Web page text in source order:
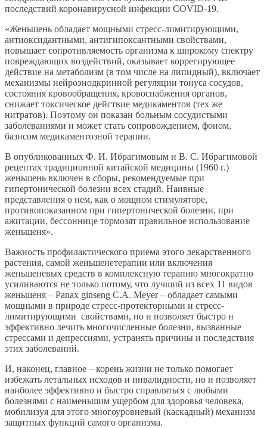
последствий коронавирусной инфекции COVID-19.
«Женьшень обладает мощными стресс-лимитирующими,
антиоксидантными, антигипоксантными свойствами,
повышает сопротивляемость организма к широкому спектру
повреждающих воздействий, оказывает коррегирующее
действие на метаболизм (в том числе на липидный), включает
механизмы нейроэнодкринной регуляции тонуса сосудов,
состояния кровообращения, кровоснабжения органов,
снижает токсическое действие медикаментов (тех же
нитратов). Поэтому он показан больным сосудистыми
заболеваниями и может стать сопровождением, фоном,
базисом медикаментозной терапии.
В опубликованных Ф. И. Ибрагимовым и В. С. Ибрагимовой
рецептах традиционной китайской медицины (1960 г.)
женьшень включен в сборы, рекомендуемые при
гипертонической болезни всех стадий. Наивные
представления о нем, как о мощном стимуляторе,
противопоказанном при гипертонической болезни, при
ажитации, бессоннице тормозят правильное использование
женьшеня».
Важность профилактического приема этого лекарственного
растения, самой женьшенетерапии или включения
женьшеневых средств в комплексную терапию многократно
усиливаются не только потому, что лучший из всех 11 видов
женьшеня – Panax ginseng C.A. Meyer – обладает самыми
мощными в природе стресс-протекторными и стресс-
лимитирующими свойствами, но и позволяет быстро и
эффективно лечить многочисленные болезни, вызванные
стрессами и депрессиями, устранять причины и последствия
этих заболеваний.
И, наконец, главное – корень жизни не только помогает
избежать летальных исходов и инвалидности, но и позволяет
наиболее эффективно и быстро справляться с любыми
болезнями с наименьшим ущербом для здоровья человека,
мобилизуя для этого многоуровневый (каскадный) механизм
защитных функций самого организма.